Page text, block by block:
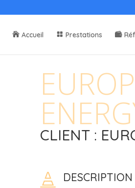
Accueil Prestations
CLIENT :
